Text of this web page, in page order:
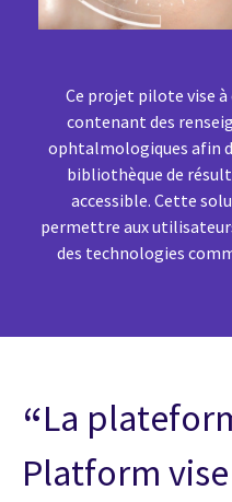
Ce projet pilote vise à
contenant des
ophtalmologiques afin
bibliothèque de
accessible. Cette
permettre aux
des technologies
La
Platform